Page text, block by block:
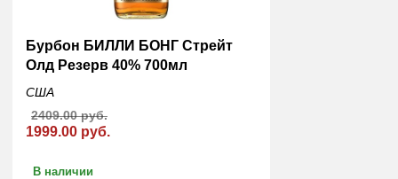
Бурбон БИЛЛИ БОНГ Стрейт
Олд Резерв 40% 700мл
США
1999.00 руб.
2409.00 руб.
В наличии